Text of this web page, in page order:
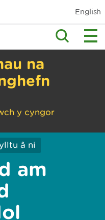
English
na
y cyngor
â ni
am